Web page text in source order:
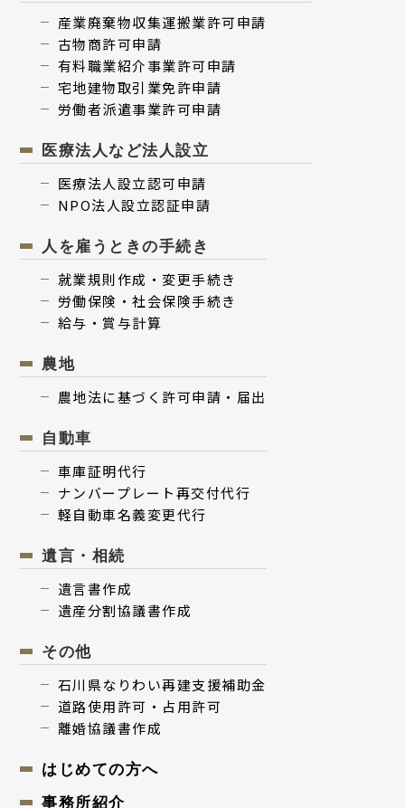
産業廃棄物収集運搬業許可申請
古物商許可申請
有料職業紹介事業許可申請
宅地建物取引業免許申請
労働者派遣事業許可申請
医療法人など法人設立
医療法⼈設⽴認可申請
NPO法⼈設⽴認証申請
人を雇うときの手続き
就業規則作成・変更⼿続き
労働保険・社会保険⼿続き
給与・賞与計算
農地
農地法に基づく許可申請・届出
⾃動⾞
⾞庫証明代行
ナンバープレート再交付代⾏
軽⾃動⾞名義変更代⾏
遺⾔・相続
遺⾔書作成
遺産分割協議書作成
その他
⽯川県なりわい再建⽀援補助⾦
道路使用許可・占用許可
離婚協議書作成
はじめての⽅へ
事務所紹介